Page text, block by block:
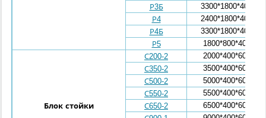
Р3Б
3300*1800*400
Р4
2400*1800*400
Р4Б
3300*1800*400
Р5
1800*800*400
Блок стойки
С200-2
2000*400*600
С350-2
3500*400*600
С500-2
5000*400*600
С550-2
5500*400*600
С650-2
6500*400*600